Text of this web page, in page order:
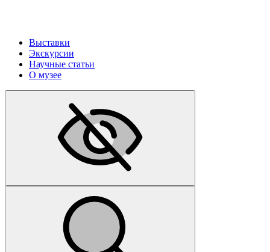
Выставки
Экскурсии
Научные статьи
О музее